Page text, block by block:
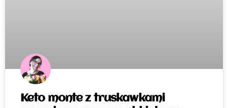
Keto monte z truskawkami